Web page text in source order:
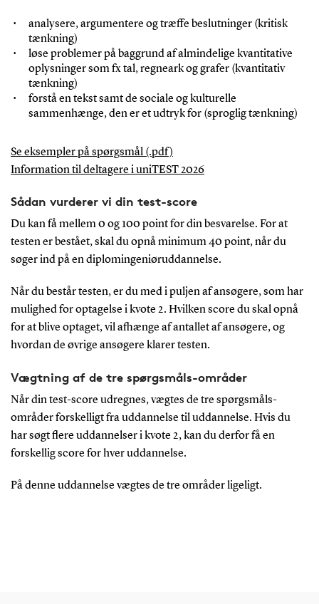
analysere, argumentere og træffe beslutninger (kritisk
tænkning)
løse problemer på baggrund af almindelige kvantitative
oplysninger som fx tal, regneark og grafer (kvantitativ
tænkning)
forstå en tekst samt de sociale og kulturelle
sammenhænge, den er et udtryk for (sproglig tænkning)
Se eksempler på spørgsmål (.pdf)
Information til deltagere i uniTEST 2026
Sådan vurderer vi din test-score
Du kan få mellem 0 og 100 point for din besvarelse. For at
testen er bestået, skal du opnå minimum 40 point, når du
søger ind på en diplomingeniøruddannelse.
Når du består testen, er du med i puljen af ansøgere, som har
mulighed for optagelse i kvote 2. Hvilken score du skal opnå
for at blive optaget, vil afhænge af antallet af ansøgere, og
hvordan de øvrige ansøgere klarer testen.
Vægtning af de tre spørgsmåls-områder
Når din test-score udregnes, vægtes de tre spørgsmåls-
områder forskelligt fra uddannelse til uddannelse. Hvis du
har søgt flere uddannelser i kvote 2, kan du derfor få en
forskellig score for hver uddannelse.
På denne uddannelse vægtes de tre områder ligeligt.